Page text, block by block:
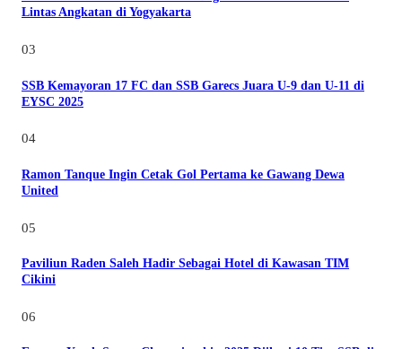
Lintas Angkatan di Yogyakarta
03
SSB Kemayoran 17 FC dan SSB Garecs Juara U-9 dan U-11 di
EYSC 2025
04
Ramon Tanque Ingin Cetak Gol Pertama ke Gawang Dewa
United
05
Paviliun Raden Saleh Hadir Sebagai Hotel di Kawasan TIM
Cikini
06